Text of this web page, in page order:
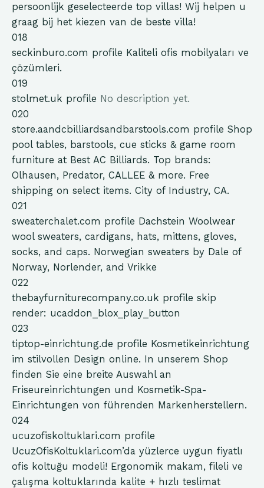
persoonlijk geselecteerde top villas! Wij helpen u
graag bij het kiezen van de beste villa!
018
seckinburo.com profile Kaliteli ofis mobilyaları ve
çözümleri.
019
stolmet.uk profile No description yet.
020
store.aandcbilliardsandbarstools.com profile Shop
pool tables, barstools, cue sticks & game room
furniture at Best AC Billiards. Top brands:
Olhausen, Predator, CALLEE & more. Free
shipping on select items. City of Industry, CA.
021
sweaterchalet.com profile Dachstein Woolwear
wool sweaters, cardigans, hats, mittens, gloves,
socks, and caps. Norwegian sweaters by Dale of
Norway, Norlender, and Vrikke
022
thebayfurniturecompany.co.uk profile skip
render: ucaddon_blox_play_button
023
tiptop-einrichtung.de profile Kosmetikeinrichtung
im stilvollen Design online. In unserem Shop
finden Sie eine breite Auswahl an
Friseureinrichtungen und Kosmetik-Spa-
Einrichtungen von führenden Markenherstellern.
024
ucuzofiskoltuklari.com profile
UcuzOfisKoltuklari.com’da yüzlerce uygun fiyatlı
ofis koltuğu modeli! Ergonomik makam, fileli ve
çalışma koltuklarında kalite + hızlı teslimat